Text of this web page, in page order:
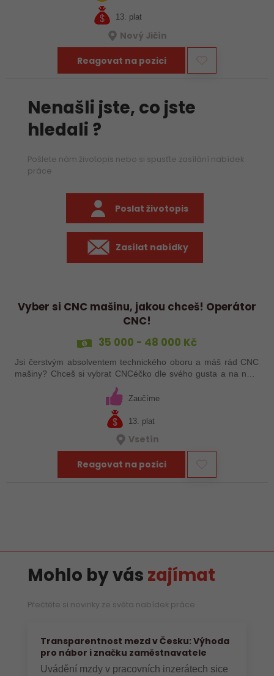
13. plat
Nový Jičín
Reagovat na pozici
Nenašli jste, co jste
hledali ?
Pošlete nám životopis nebo si spusťte zasílání nabídek
práce
Poslat životopis
Zasílat nabídky
Vyber si CNC mašinu, jakou chceš! Operátor
CNC!
35 000 - 48 000 Kč
Jsi čerstvým absolventem technického oboru a máš rád CNC
mašiny? Chceš si vybrat CNCéčko dle svého gusta a na něm
pak profesně růst? Pak máme nabídku přímo pro tebe! Jsme
špička ve svém oboru a…
Zaučíme
13. plat
Vsetín
Reagovat na pozici
Mohlo by vás zajímat
Přečtěte si novinky ze světa nabídek práce
Transparentnost mezd v Česku: Výhoda
pro nábor i značku zaměstnavatele
Uvádění mzdy v pracovních inzerátech sice